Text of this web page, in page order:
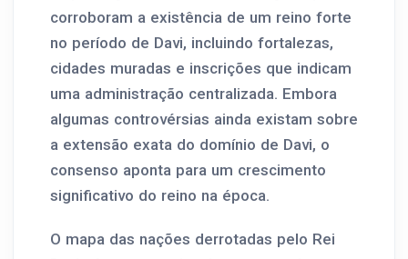
corroboram a existência de um reino forte
no período de Davi, incluindo fortalezas,
cidades muradas e inscrições que indicam
uma administração centralizada. Embora
algumas controvérsias ainda existam sobre
a extensão exata do domínio de Davi, o
consenso aponta para um crescimento
significativo do reino na época.
O mapa das nações derrotadas pelo Rei